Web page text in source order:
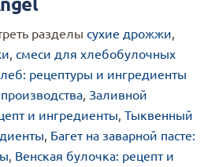
разделы сухие дрожжи,
, смеси для хлебобулочных
рецептуры и ингредиенты
, Заливной
и ингредиенты, Тыквенный
, Багет на заварной пасте:
, Венская булочка: рецепт и